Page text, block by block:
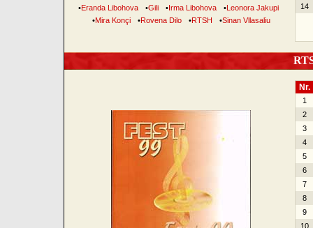
•Eranda Libohova •Gili •Irma Libohova •Leonora Jakupi
•Mira Konçi •Rovena Dilo •RTSH •Sinan Vllasaliu
14
Nr.
1
2
3
4
5
6
7
8
9
10